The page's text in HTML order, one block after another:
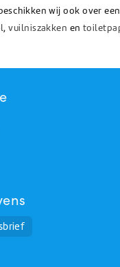
wij ook over
,vuilniszakken en